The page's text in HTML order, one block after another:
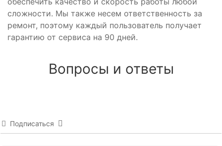
сложности. Мы также несем ответственность за
ремонт, поэтому каждый пользователь получает
гарантию от сервиса на 90 дней.
Вопросы и ответы
Подписаться